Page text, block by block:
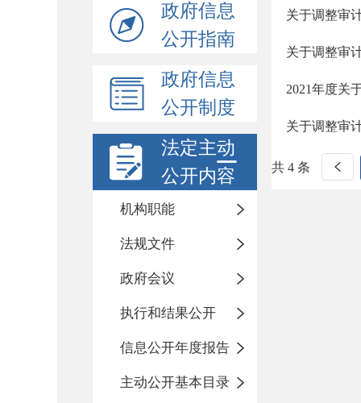
政府信息
公开指南
政府信息
公开制度
法定主动
公开内容
机构职能
法规文件
政府会议
执行和结果公开
信息公开年度报告
主动公开基本目录
关于调整审
关于调整审
2021年度关
关于调整审
共 4 条